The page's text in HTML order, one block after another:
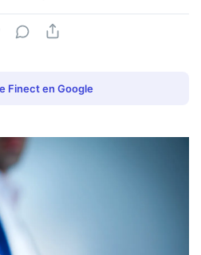
Finect en Google